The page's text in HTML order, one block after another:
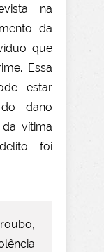
na
da
que
Essa
estar
dano
vítima
foi